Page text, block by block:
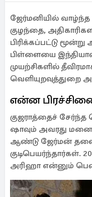
ஜேர்மனியில் வாழ்ந்த
குழந்தை,
பிரிக்கப்பட்டு
பிள்ளையை
முயற்சிகளில்
வெளியுறவுத்துறை
என்ன
குஜராத்தைச்
ஷாவும் அவரது
ஆண்டு ஜேர்மன்
குடிபெயர்ந்தார்கள்.
அரிஹா என்னும்